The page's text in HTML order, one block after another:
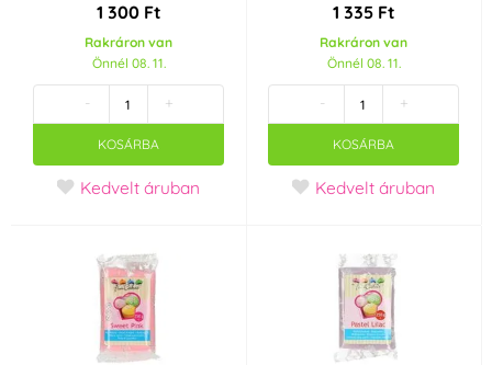
1 300 Ft
Rakráron van
Önnél 08. 11.
- +
KOSÁRBA
Kedvelt áruban
1 335 Ft
Rakráron van
Önnél 08. 11.
- +
KOSÁRBA
Kedvelt áruban